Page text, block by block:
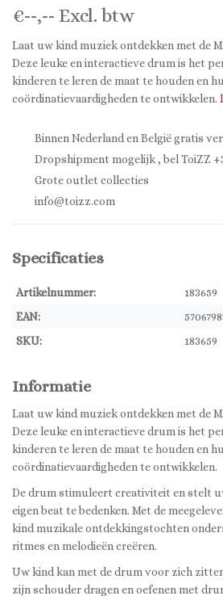
€--,-- Excl. btw
Laat uw kind muziek ontdekken met de
Deze leuke en interactieve drum is het
kinderen te leren de maat te houden en
coördinatievaardigheden te ontwikkelen.
Binnen Nederland en België gratis
Dropshipment mogelijk , bel ToiZZ
Grote outlet collecties
info@toizz.com
Specificaties
Artikelnummer:
183659
EAN:
SKU:
183659
Informatie
Laat uw kind muziek ontdekken met de
Deze leuke en interactieve drum is het
kinderen te leren de maat te houden en
coördinatievaardigheden te ontwikkelen.
De drum stimuleert creativiteit en stelt
eigen beat te bedenken. Met de
kind muzikale ontdekkingstochten
ritmes en melodieën creëren.
Uw kind kan met de drum voor zich
zijn schouder dragen en oefenen met